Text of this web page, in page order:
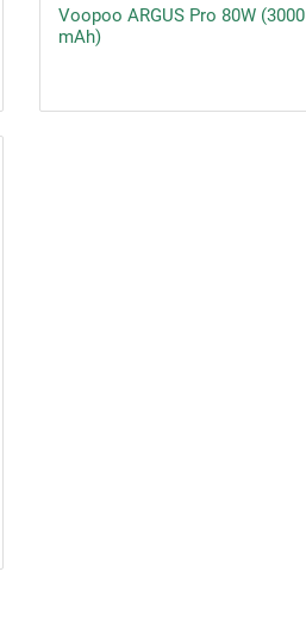
Voopoo ARGUS Pro 80W (3000
mAh)